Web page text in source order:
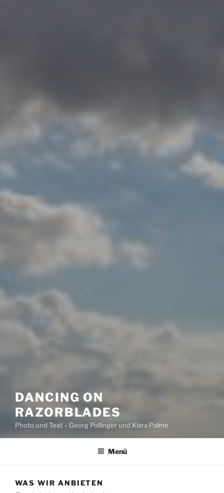
DANCING ON
RAZORBLADES
Photo und Text – Georg Pollinger und Klara Palme
Menü
WAS WIR ANBIETEN